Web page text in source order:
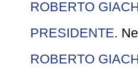
ROBERTO
PRESIDENTE.
ROBERTO